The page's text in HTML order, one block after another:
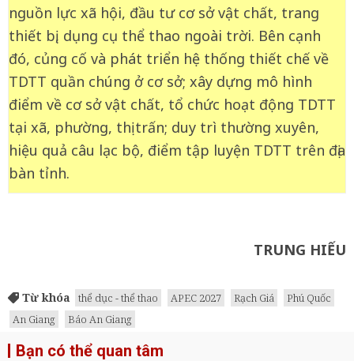
nguồn lực xã hội, đầu tư cơ sở vật chất, trang
thiết bị, dụng cụ thể thao ngoài trời. Bên cạnh
đó, củng cố và phát triển hệ thống thiết chế về
TDTT quần chúng ở cơ sở; xây dựng mô hình
điểm về cơ sở vật chất, tổ chức hoạt động TDTT
tại xã, phường, thị trấn; duy trì thường xuyên,
hiệu quả câu lạc bộ, điểm tập luyện TDTT trên địa
bàn tỉnh.
TRUNG HIẾU
Từ khóa thể dục - thể thao APEC 2027 Rạch Giá
Phú Quốc
An Giang
Báo An Giang
Bạn có thể quan tâm